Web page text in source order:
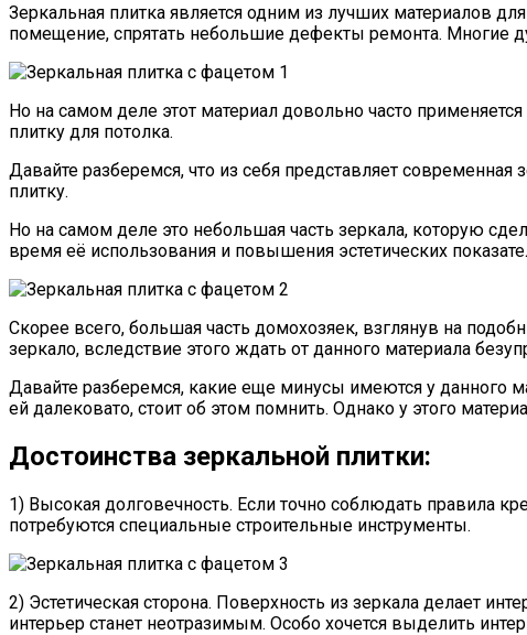
Зеркальная плитка является одним из лучших материалов
помещение, спрятать небольшие дефекты ремонта. Многие
Но на самом деле этот материал довольно часто
плитку для потолка.
Давайте разберемся, что из себя представляет
плитку.
Но на самом деле это небольшая часть зеркала, которую
время её использования и повышения эстетических
Скорее всего, большая часть домохозяек, взглянув на
зеркало, вследствие этого ждать от данного материала
Давайте разберемся, какие еще минусы имеются у данного
ей далековато, стоит об этом помнить. Однако у этого
Достоинства зеркальной плитки:
1) Высокая долговечность. Если точно соблюдать правила
потребуются специальные строительные инструменты.
2) Эстетическая сторона. Поверхность из зеркала делает
интерьер станет неотразимым. Особо хочется выделить